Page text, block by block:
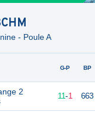
- Poule A
2
G-P BP
23 11-1 663